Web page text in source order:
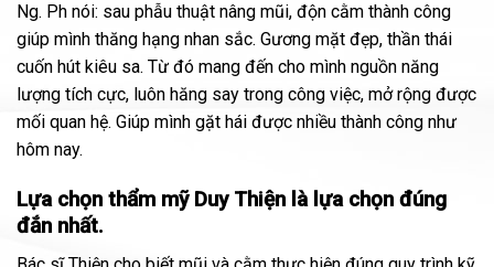
Ng. Ph nói: sau phẫu thuật nâng mũi, độn cằm thành công
giúp mình thăng hạng nhan sắc. Gương mặt đẹp, thần thái
cuốn hút kiêu sa. Từ đó mang đến cho mình nguồn năng
lượng tích cực, luôn hăng say trong công việc, mở rộng được
mối quan hệ. Giúp mình gặt hái được nhiều thành công như
hôm nay.
Lựa chọn thẩm mỹ Duy Thiện là lựa chọn đúng
đắn nhất.